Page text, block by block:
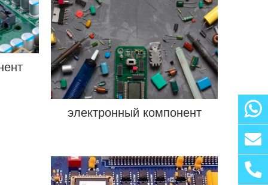
электронный компонент